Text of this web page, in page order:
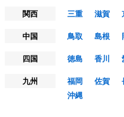
関西
三重 滋賀
中国
鳥取 島根
四国
徳島 香川
九州
福岡 佐賀
沖縄